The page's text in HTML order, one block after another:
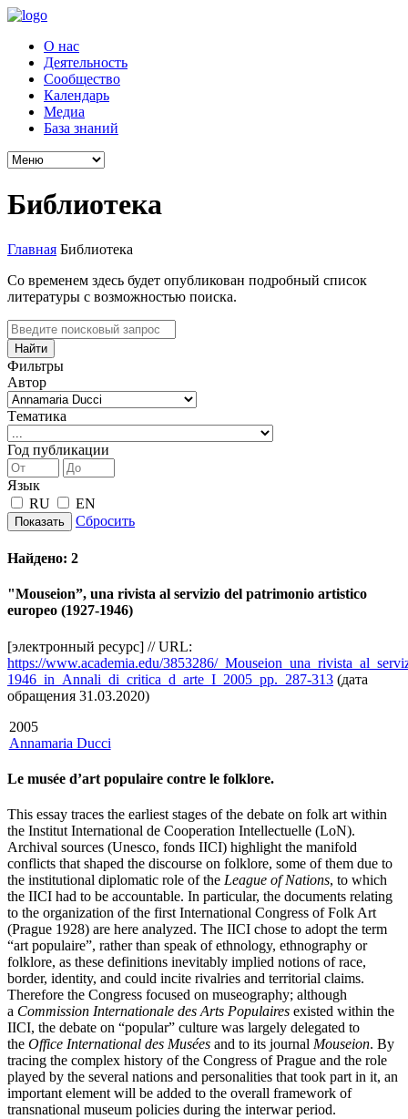
О нас
Деятельность
Сообщество
Календарь
Медиа
База знаний
Библиотека
Главная Библиотека
Со временем здесь будет опубликован подробный список
литературы с возможностью поиска.
Найти
Фильтры
Автор
Tематика
Год публикации
Язык
RU
EN
Показать Сбросить
Найдено: 2
"Mouseion”, una rivista al servizio del patrimonio artistico
europeo (1927-1946)
[электронный ресурс] // URL:
https://www.academia.edu/3853286/
1946_in_Annali_di_critica_d_arte_I_2005_pp._287-313 (дата
обращения 31.03.2020)
2005
Annamaria Ducci
Le musée d’art populaire contre le folklore.
This essay traces the earliest stages of the debate on folk art within
the Institut International de Cooperation Intellectuelle (LoN).
Archival sources (Unesco, fonds IICI) highlight the manifold
conflicts that shaped the discourse on folklore, some of them due to
the institutional diplomatic role of the League of Nations, to which
the IICI had to be accountable. In particular, the documents relating
to the organization of the first International Congress of Folk Art
(Prague 1928) are here analyzed. The IICI chose to adopt the term
“art populaire”, rather than speak of ethnology, ethnography or
folklore, as these definitions inevitably implied notions of race,
border, identity, and could incite rivalries and territorial claims.
Therefore the Congress focused on museography; although
a Commission Internationale des Arts Populaires existed within the
IICI, the debate on “popular” culture was largely delegated to
the Office International des Musées and to its journal Mouseion. By
tracing the complex history of the Congress of Prague and the role
played by the several nations and personalities that took part in it, an
important element will be added to the overall framework of
transnational museum policies during the interwar period.